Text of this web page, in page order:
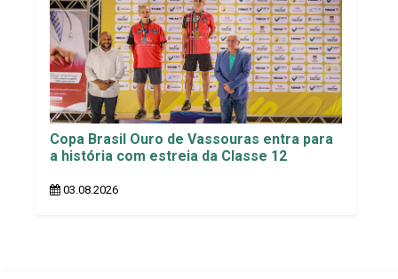
Copa Brasil Ouro de Vassouras entra para
a história com estreia da Classe 12
03.08.2026